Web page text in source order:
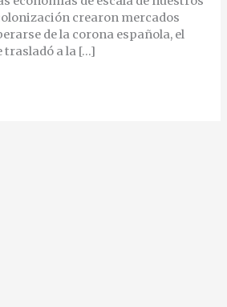
crearon mercados
de la corona española, el
trasladó a la […]